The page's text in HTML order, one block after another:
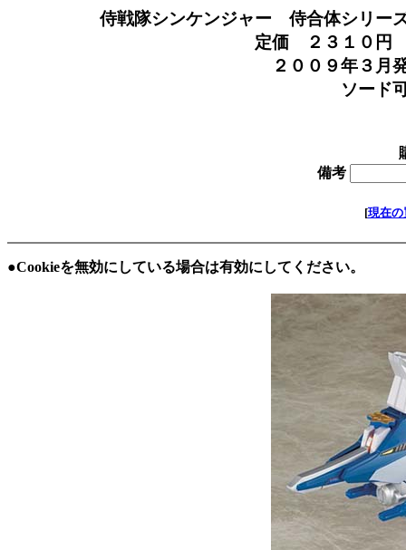
侍戦隊シンケンジャー 侍合体シリ
定価 ２３１０円
２００９年３月発売
ソード
備考
[現在の
●Cookieを無効にしている場合は有効にしてください。